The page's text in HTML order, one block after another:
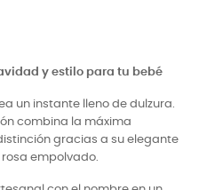
y estilo para tu bebé
un instante lleno de dulzura.
combina la máxima
gracias a su elegante
empolvado.